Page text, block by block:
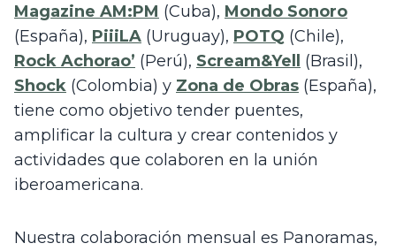
Magazine AM:PM (Cuba), Mondo Sonoro
(España), PiiiLA (Uruguay), POTQ
Rock Achorao’ (Perú), Scream&Yell
Shock (Colombia) y Zona de Obras (España),
tiene como objetivo tender puentes,
amplificar la cultura y crear contenidos y
actividades que colaboren en la unión
iberoamericana.
Nuestra colaboración mensual es Panoramas,